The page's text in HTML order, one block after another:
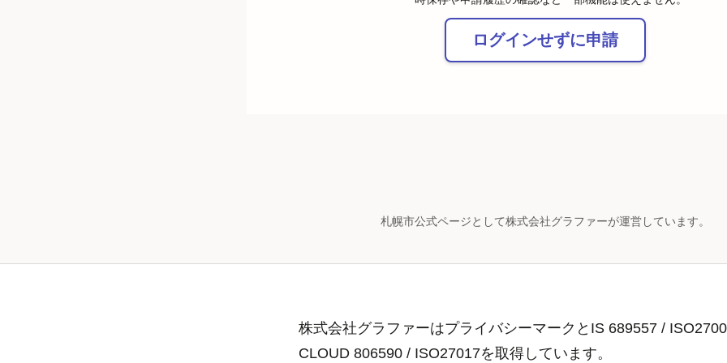
ログインせずに申請
札幌市公式ページとして株式会社グラファーが運営しています。
株式会社グラファーはプライバシーマークとIS 689557 /
CLOUD 806590 / ISO27017を取得しています。